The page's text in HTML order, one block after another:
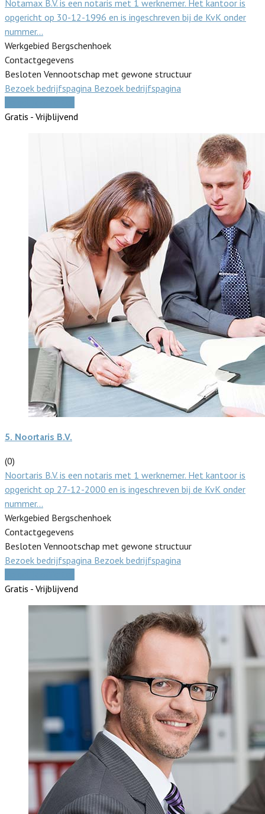
Notamax B.V. is een notaris met 1 werknemer. Het kantoor is
opgericht op 30-12-1996 en is ingeschreven bij de KvK onder
nummer…
Werkgebied Bergschenhoek
Contactgegevens
Besloten Vennootschap met gewone structuur
Bezoek bedrijfspagina Bezoek bedrijfspagina
Gratis - Vrijblijvend
5. Noortaris B.V.
(0)
Noortaris B.V. is een notaris met 1 werknemer. Het kantoor is
opgericht op 27-12-2000 en is ingeschreven bij de KvK onder
nummer…
Werkgebied Bergschenhoek
Contactgegevens
Besloten Vennootschap met gewone structuur
Bezoek bedrijfspagina Bezoek bedrijfspagina
Gratis - Vrijblijvend